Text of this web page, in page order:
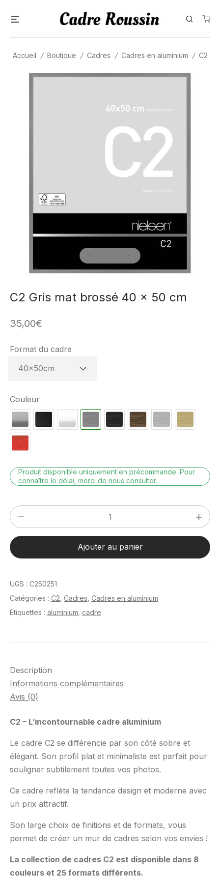
Search
Accueil / Boutique / Cadres / Cadres en aluminium / C2
C2 Gris mat brossé 40 x 50 cm
35,00€
Format du cadre
Couleur
Produit disponible uniquement en précommande. Pour
connaître le délai, merci de nous consulter.
quantité
de
C2
Gris
brossé
40
x
Ajouter au panier
UGS : C250251
Catégories : C2 Cadres Cadres en aluminium
Étiquettes : aluminium cadre
Description
Informations complémentaires
Avis (0)
C2 – L’incontournable cadre aluminium
Le cadre C2 se différencie par son côté sobre et
élégant. Son profil plat et minimaliste est parfait pour
souligner subtilement toutes vos photos.
Ce cadre reflète la tendance design et moderne avec
un prix attractif.
Son large choix de finitions et de formats, vous
permet de créer un mur de cadres selon vos envies !
La collection de cadres C2 est disponible dans 8
couleurs et 25 formats différents.